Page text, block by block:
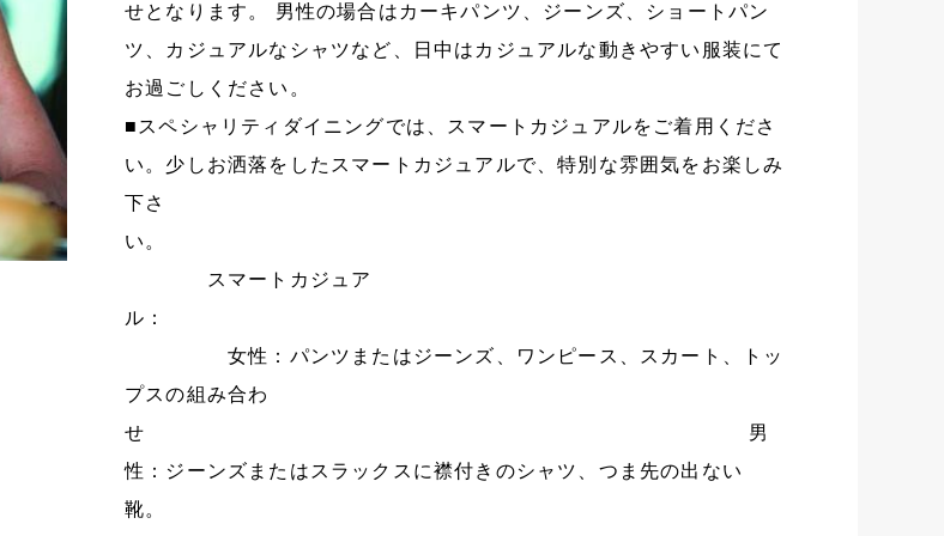
せとなります。 男性の場合はカーキパンツ、ジーンズ、ショートパン
ツ、カジュアルなシャツなど、日中はカジュアルな動きやすい服装にて
お過ごしください。
■スペシャリティダイニングでは、スマートカジュアルをご着用くださ
い。少しお洒落をしたスマートカジュアルで、特別な雰囲気をお楽しみ
下さ
い。
スマートカジュア
ル：
女性：パンツまたはジーンズ、ワンピース、スカート、トッ
プスの組み合わ
せ 男
性：ジーンズまたはスラックスに襟付きのシャツ、つま先の出ない
靴。